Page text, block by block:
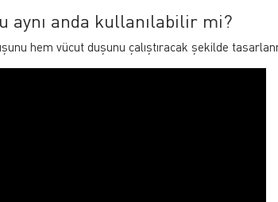
aynı anda kullanılabilir mi?
hem vücut duşunu çalıştıracak şekilde